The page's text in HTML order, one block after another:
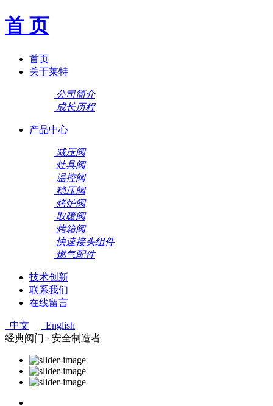
首 页
首页
关于莱特
公司简介
成长历程
产品中心
减压阀
灶具阀
温控阀
稳压阀
烤炉阀
取暖阀
烤箱阀
快速接头组件
燃气配件
技术创新
联系我们
在线留言
中文 |
English
经典阀门 · 安全制造者